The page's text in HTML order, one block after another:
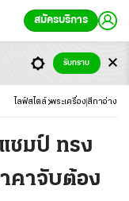
สมัครบริการ
ไลฟ์สไตล์ พระเครื่อง สีกาอ่าง
ชมป์ ทรง
คาจับต้อง
รับทราบ